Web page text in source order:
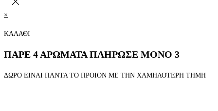
×
ΚΑΛΑΘΙ
ΠΑΡΕ 4 ΑΡΩΜΑΤΑ ΠΛΗΡΩΣΕ ΜΟΝΟ 3
ΔΩΡΟ ΕΙΝΑΙ ΠΑΝΤΑ ΤΟ ΠΡΟΙΟΝ ΜΕ ΤΗΝ ΧΑΜΗΛΟΤΕΡΗ ΤΗΜΗ